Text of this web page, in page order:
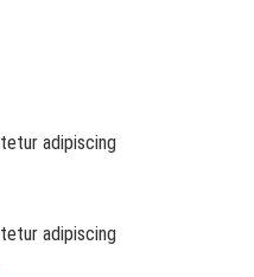
adipiscing
adipiscing